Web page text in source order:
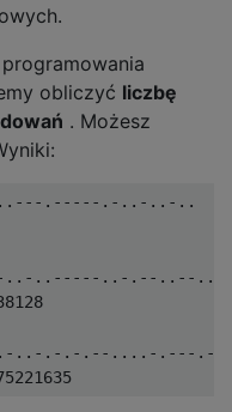
obliczyć liczbę
. Możesz
.-----.-..-..-..
..-..-----..-.--..--
..-.-.-.--....-.---